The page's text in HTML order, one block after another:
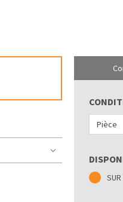
Pièce